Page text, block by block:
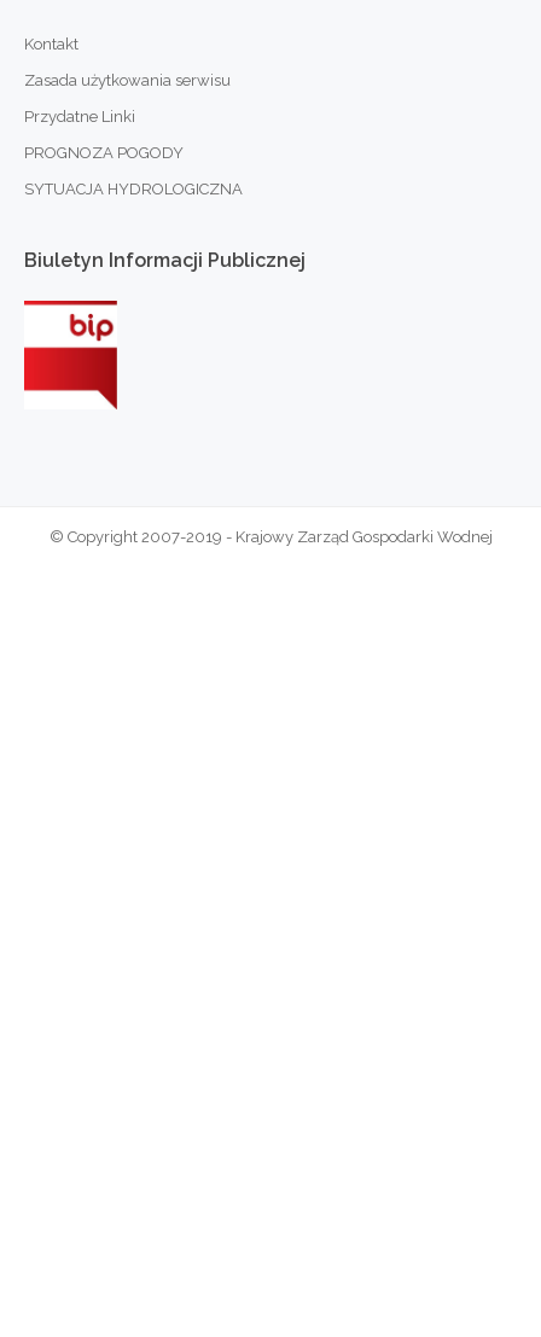
Kontakt
Zasada użytkowania serwisu
Przydatne Linki
PROGNOZA POGODY
SYTUACJA HYDROLOGICZNA
Biuletyn Informacji Publicznej
© Copyright 2007-2019 - Krajowy Zarząd Gospodarki Wodnej